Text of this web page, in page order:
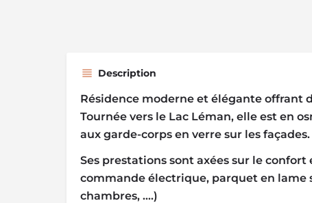
Description
Résidence moderne et élégante offrant
Tournée vers le Lac Léman, elle est en
aux garde-corps en verre sur les façades.
Ses prestations sont axées sur le
commande électrique, parquet en lame
chambres, ....)